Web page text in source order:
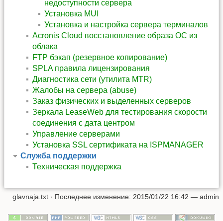
недоступности сервера
Установка MUI
Установка и настройка сервера терминалов
Acronis Cloud восстановление образа ОС из
облака
FTP бэкап (резервное копирование)
SPLA правила лицензирования
Диагностика сети (утилита MTR)
Жалобы на сервера (abuse)
Заказ физических и выделенных серверов
Зеркала LeaseWeb для тестирования скорости
соединения с дата центром
Управление серверами
Установка SSL сертификата на ISPMANAGER
Служба поддержки
Техническая поддержка
glavnaja.txt · Последнее изменение: 2015/01/22 16:42 — admin